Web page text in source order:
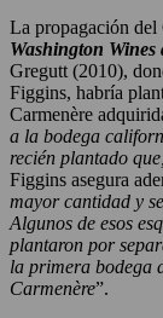
La propagación del
Washington
Gregutt (2010),
Figgins, habría
Carmenère
a la bodega
recién plantado
Figgins asegura
mayor cantidad y
Algunos de esos
plantaron por
la primera bodega
Carmenère”.